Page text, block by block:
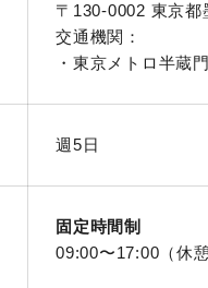
〒130-0002 東京
交通機関：
・東京メトロ半蔵
週5日
固定時間制
09:00〜17:00（休